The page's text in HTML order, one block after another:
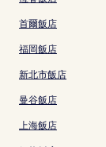
首爾飯店
福岡飯店
新北市飯店
曼谷飯店
上海飯店